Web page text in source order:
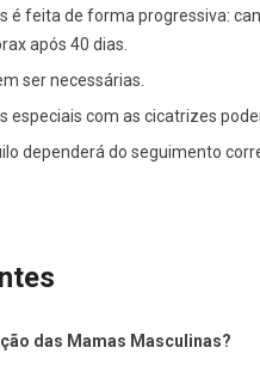
é feita de forma progressiva:
após 40 dias.
ser necessárias.
especiais com as cicatrizes
dependerá do seguimento
das Mamas Masculinas?